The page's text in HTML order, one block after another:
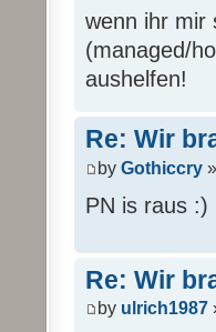
wenn ihr mir
(managed/
aushelfen!
Re: Wir
by Gothiccry
PN is raus :)
Re: Wir
by ulrich1987